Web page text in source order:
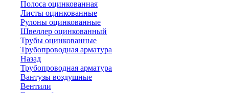
Полоса оцинкованная
Листы оцинкованные
Рулоны оцинкованные
Швеллер оцинкованный
Трубы оцинкованные
Трубопроводная арматура
Назад
Трубопроводная арматура
Вантузы воздушные
Вентили